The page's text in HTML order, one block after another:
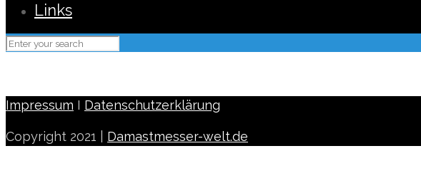
Links
Impressum I Datenschutzerklärung
Copyright 2021 | Damastmesser-welt.de